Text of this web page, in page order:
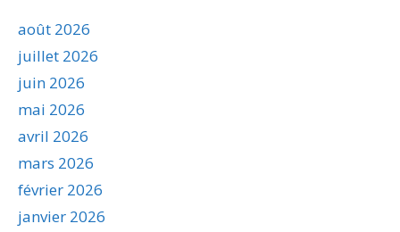
août 2026
juillet 2026
juin 2026
mai 2026
avril 2026
mars 2026
février 2026
janvier 2026